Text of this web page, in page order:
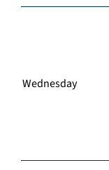
Wednesday